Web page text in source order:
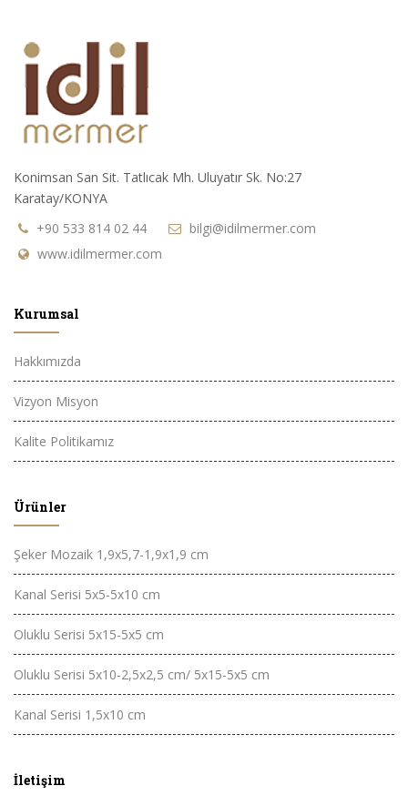
Konimsan San Sit. Tatlıcak Mh. Uluyatır Sk. No:27
Karatay/KONYA
+90 533 814 02 44
bilgi@idilmermer.com
www.idilmermer.com
Kurumsal
Hakkımızda
Vizyon Misyon
Kalite Politikamız
Ürünler
Şeker Mozaik 1,9x5,7-1,9x1,9 cm
Kanal Serisi 5x5-5x10 cm
Oluklu Serisi 5x15-5x5 cm
Oluklu Serisi 5x10-2,5x2,5 cm/ 5x15-5x5 cm
Kanal Serisi 1,5x10 cm
İletişim